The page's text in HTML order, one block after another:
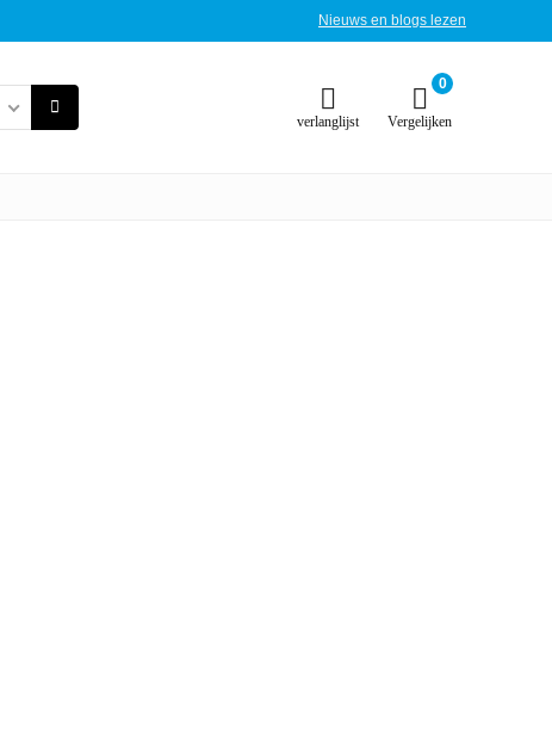
Nieuws en blogs lezen
verlanglijst
0
Vergelijken